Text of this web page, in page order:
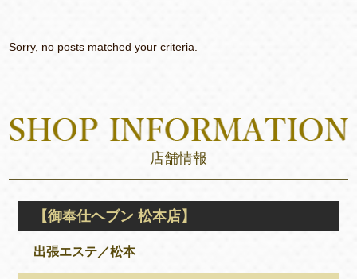
Sorry, no posts matched your criteria.
店舗情報
【御奉仕ヘブン 松本店】
出張エステ／松本